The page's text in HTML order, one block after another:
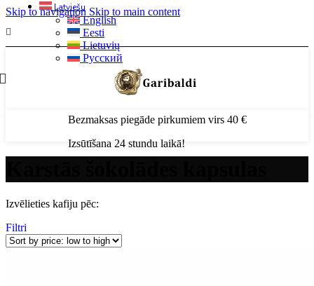
Skip to navigation Skip to main content
Latviešu
English
Eesti
Lietuvių
Русский
Bezmaksas piegāde pirkumiem virs 40 €
Izsūtīšana 24 stundu laikā!
Izvēlieties kafiju pēc:
Filtri